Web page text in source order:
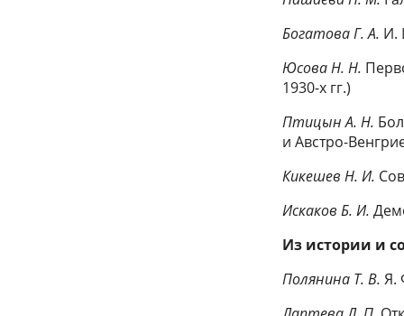
Богатова Г. А. И.
Юсова Н. Н.
1930-х гг.)
Птицын А. Н.
и Австро-
Кикешев Н. И.
Искаков Б. И.
Из истории и
Полянина Т. В.Я.